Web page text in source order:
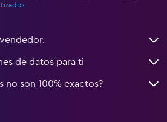
de datos para ti
no son 100% exactos?